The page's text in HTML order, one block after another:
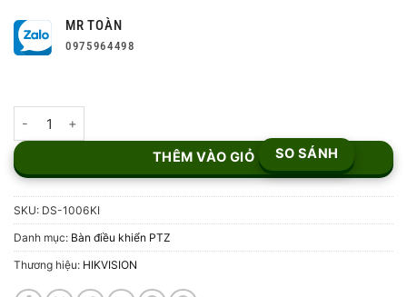
MR TOÀN
0975964498
THÊM VÀO GIỎ SO SÁNH
SKU: DS-1006KI
Danh mục: Bàn điều khiển PTZ
Thương hiệu: HIKVISION